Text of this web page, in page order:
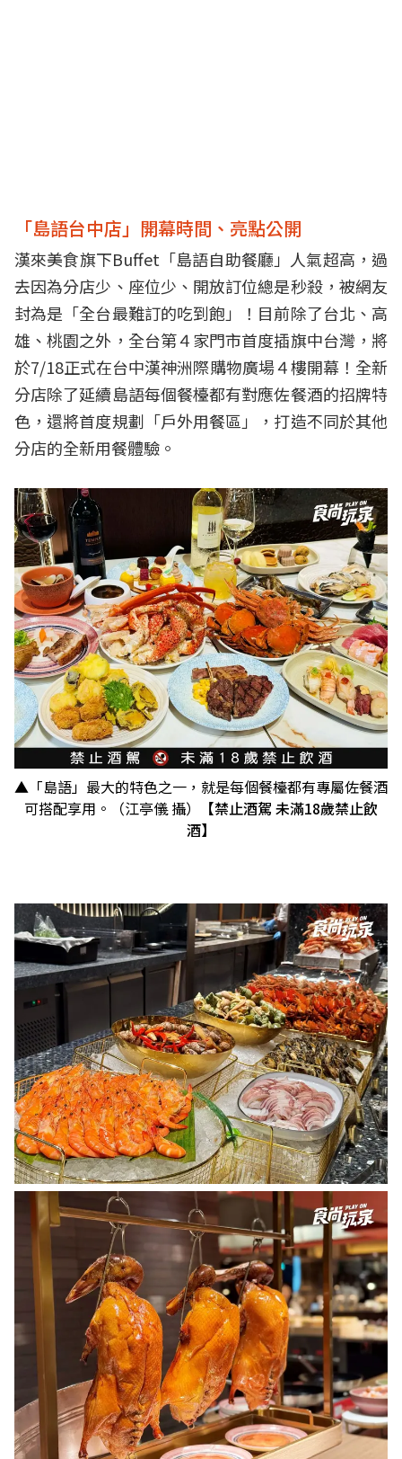
「島語台中店」開幕時間、亮點公開
漢來美食旗下Buffet「島語自助餐廳」人氣超高，過
去因為分店少、座位少、開放訂位總是秒殺，被網友
封為是「全台最難訂的吃到飽」！目前除了台北、高
雄、桃園之外，全台第４家門市首度插旗中台灣，將
於7/18正式在台中漢神洲際購物廣場４樓開幕！全新
分店除了延續島語每個餐檯都有對應佐餐酒的招牌特
色，還將首度規劃「戶外用餐區」，打造不同於其他
分店的全新用餐體驗。
▲「島語」最大的特色之一，就是每個餐檯都有專屬佐餐酒
可搭配享用。（江亭儀 攝）
【禁止酒駕 未滿18歲禁止飲
酒】